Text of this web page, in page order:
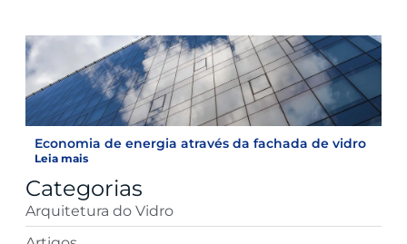
Economia de energia através da fachada de vidro
Leia mais
Categorias
Arquitetura do Vidro